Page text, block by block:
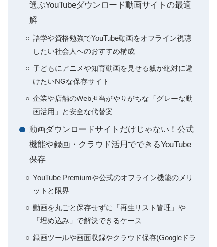
選ぶYouTubeダウンロード動画サイトの最適
解
語学や資格勉強でYouTube動画をオフライン視聴
したい社会人へのおすすめ構成
子どもにアニメや知育動画を見せる親が絶対に避
けたいNGな保存サイト
企業や店舗のWeb担当がやりがちな「グレーな動
画活用」と安全な代替案
動画ダウンロードサイトだけじゃない！公式
機能や録画・クラウド活用でできるYouTube
保存
YouTube Premiumや公式のオフライン機能のメリ
ットと限界
動画を丸ごと保存せずに「再生リスト管理」や
「埋め込み」で解決できるケース
録画ツールや画面収録やクラウド保存(Googleドラ